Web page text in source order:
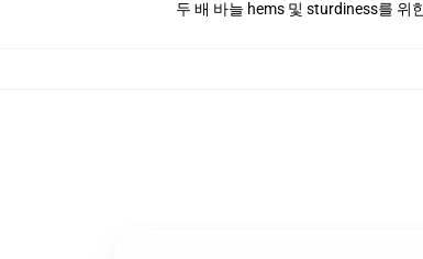
두 배 바늘 hems 및 sturdiness를 위